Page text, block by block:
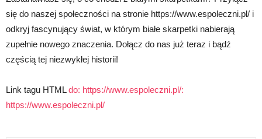
się do naszej społeczności na stronie https://www.espoleczni.pl/ i
odkryj fascynujący świat, w którym białe skarpetki nabierają
zupełnie nowego znaczenia. Dołącz do nas już teraz i bądź
częścią tej niezwykłej historii!
Link tagu HTMLdo: https://www.espoleczni.pl/:
https://www.espoleczni.pl/